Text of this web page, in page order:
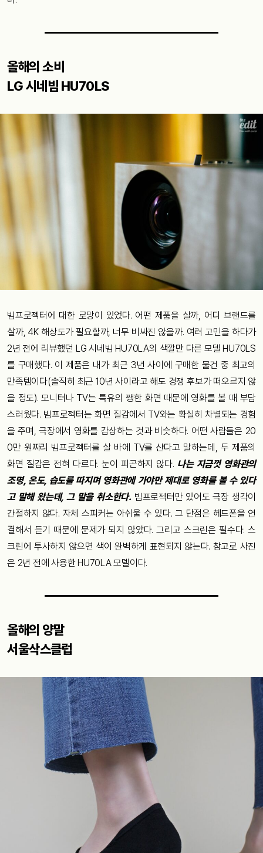
올해의 소비
LG 시네빔 HU70LS
빔프로젝터에 대한 로망이 있었다. 어떤 제품을 살까, 어디 브랜드를
살까, 4K 해상도가 필요할까, 너무 비싸진 않을까. 여러 고민을 하다가
2년 전에 리뷰했던 LG 시네빔 HU70LA의 색깔만 다른 모델 HU70LS
를 구매했다. 이 제품은 내가 최근 3년 사이에 구매한 물건 중 최고의
만족템이다(솔직히 최근 10년 사이라고 해도 경쟁 후보가 떠오르지 않
을 정도). 모니터나 TV는 특유의 쨍한 화면 때문에 영화를 볼 때 부담
스러웠다. 빔프로젝터는 화면 질감에서 TV와는 확실히 차별되는 경험
을 주며, 극장에서 영화를 감상하는 것과 비슷하다. 어떤 사람들은 20
0만 원짜리 빔프로젝터를 살 바에 TV를 산다고 말하는데, 두 제품의
화면 질감은 전혀 다르다. 눈이 피곤하지 않다. 나는 지금껏 영화관의
조명, 온도, 습도를 따지며 영화관에 가야만 제대로 영화를 볼 수 있다
고 말해 왔는데, 그 말을 취소한다. 빔프로젝터만 있어도 극장 생각이
간절하지 않다. 자체 스피커는 아쉬울 수 있다. 그 단점은 헤드폰을 연
결해서 듣기 때문에 문제가 되지 않았다. 그리고 스크린은 필수다. 스
크린에 투사하지 않으면 색이 완벽하게 표현되지 않는다. 참고로 사진
은 2년 전에 사용한 HU70LA 모델이다.
올해의 양말
서울삭스클럽